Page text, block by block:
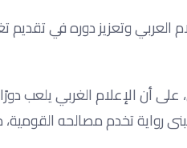
العربي وتعزيز دوره في
أن الإعلام الغربي يلعب
رواية تخدم مصالحه